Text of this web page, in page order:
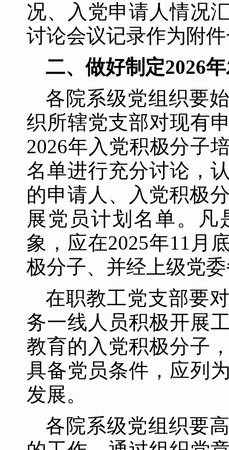
况、入党申请人情况
讨论会议记录作为附
二、做好制定2026
各院系级党组织要
织所辖党支部对现有
2026年入党积极分子
名单进行充分讨论 ，
的申请人、入党积极
展党员计划名单。凡
象，应在2025年11月
极分子、并经上级党
在职教工党支部要
务一线人员积极开展
教育的入党积极分子
具备党员条件，应列
发展。
各院系级党组织要